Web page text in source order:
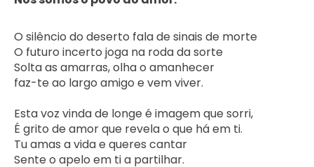
O silêncio do deserto fala de sinais de morte
O futuro incerto joga na roda da sorte
Solta as amarras, olha o amanhecer
faz-te ao largo amigo e vem viver.
Esta voz vinda de longe é imagem que sorri,
É grito de amor que revela o que há em ti.
Tu amas a vida e queres cantar
Sente o apelo em ti a partilhar.